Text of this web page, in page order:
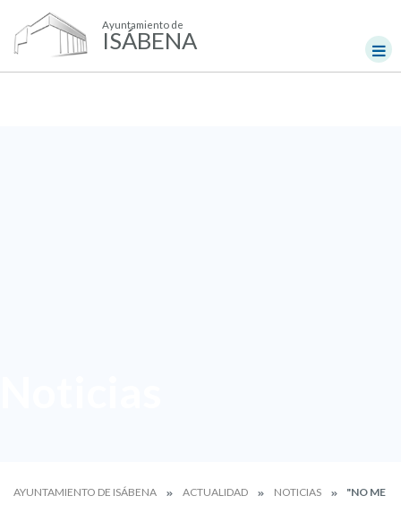
Ayuntamiento de
ISÁBENA
AYUNTAMIENTO DE ISÁBENA ACTUALIDAD NOTICIAS "NO ME